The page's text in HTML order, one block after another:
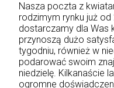
Nasza poczta z
rodzimym rynku już
dostarczamy dla Was
przynoszą dużo
tygodniu, również w
podarować swoim
niedzielę. Kilkanaście
ogromne